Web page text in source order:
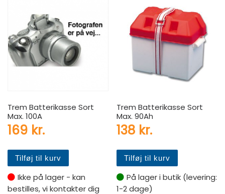
Trem Batterikasse Sort
Max. 100A
169 kr.
Tilføj til kurv
Ikke på lager - kan
bestilles, vi kontakter dig
Trem Batterikasse Sort
Max. 90Ah
138 kr.
Tilføj til kurv
På lager i butik (levering:
1-2 dage)